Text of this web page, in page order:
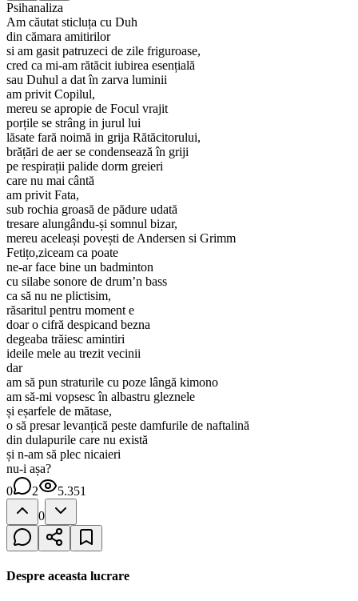
Psihanaliza
Am căutat sticluța cu Duh
din cămara amitirilor
si am gasit patruzeci de zile friguroase,
cred ca mi-am rătăcit iubirea esențială
sau Duhul a dat în zarva luminii
am privit Copilul,
mereu se apropie de Focul vrajit
porțile se strâng in jurul lui
lăsate fară noimă in grija Rătăcitorului,
brățări de aer se condensează în griji
pe respirații palide dorm greieri
care nu mai cântă
am privit Fata,
sub rochia groasă de pădure udată
tresare alungându-și somnul bizar,
mereu aceleași povești de Andersen si Grimm
Fetițo,ziceam ca poate
ne-ar face bine un badminton
cu silabe sonore de drum’n bass
ca să nu ne plictisim,
răsaritul pentru moment e
doar o cifră despicand bezna
degeaba trăiesc amintiri
ideile mele au trezit vecinii
dar
am să pun straturile cu poze lângă kimono
am să-mi vopsesc în albastru gleznele
și eșarfele de mătase,
o să presar levanțică peste damfurile de naftalină
din dulapurile care nu există
și n-am să plec nicaieri
nu-i așa?
0
2
5.351
0
Despre aceasta lucrare